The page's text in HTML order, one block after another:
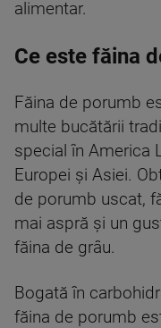
alimentar.
Ce este făina
Făina de porumb
multe bucătării
special în America
Europei și Asiei.
de porumb uscat,
mai aspră și un
făina de grâu.
Bogată în
făina de porumb